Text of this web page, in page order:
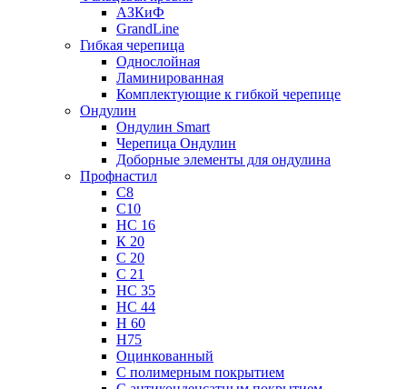
АЗКиФ
GrandLine
Гибкая черепица
Однослойная
Ламинированная
Комплектующие к гибкой черепице
Ондулин
Ондулин Smart
Черепица Ондулин
Доборные элементы для ондулина
Профнастил
С8
С10
НС 16
К 20
С 20
С 21
НС 35
НС 44
Н 60
Н75
Оцинкованный
С полимерным покрытием